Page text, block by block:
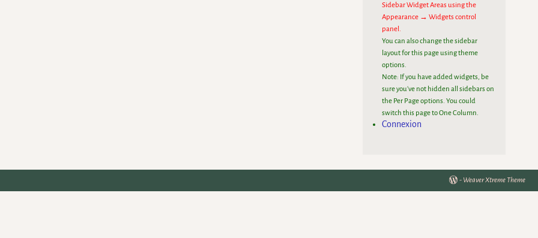
Sidebar Widget Areas using the
Appearance → Widgets control
panel.
You can also change the sidebar
layout for this page using theme
options.
Note: If you have added widgets, be
sure you've not hidden all sidebars on
the Per Page options. You could
switch this page to One Column.
Connexion
- Weaver Xtreme Theme